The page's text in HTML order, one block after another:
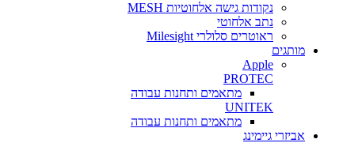
נקודות גישה אלחוטיות MESH
נתב אלחוטי
ראוטרים סלולרי Milesight
מותגים
Apple
PROTEC
מתאמים ותחנות עבודה
UNITEK
מתאמים ותחנות עבודה
אביזרי גיימינג